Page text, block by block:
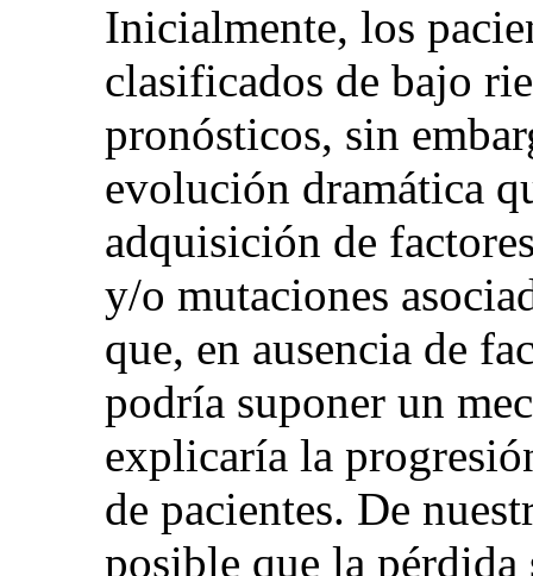
Inicialmente, los
clasificados de bajo
pronósticos, sin
evolución dramática
adquisición de
y/o mutaciones
que, en ausencia de
podría suponer un
explicaría la
de pacientes. De
posible que la